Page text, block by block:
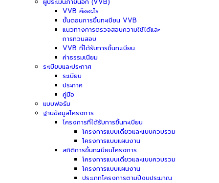
VVB คืออะไร
ขั้นตอนการขึ้นทะเบียน VVB
แนวทางการตรวจสอบความใช้ได้และ
การทวนสอบ
VVB ที่ได้รับการขึ้นทะเบียน
ค่าธรรมเนียม
ระเบียบและประกาศ
ระเบียบ
ประกาศ
คู่มือ
แบบฟอร์ม
ฐานข้อมูลโครงการ
โครงการที่ได้รับการขึ้นทะเบียน
โครงการแบบเดี่ยวและแบบควบรวม
โครงการแบบแผนงาน
สถิติการขึ้นทะเบียนโครงการ
โครงการแบบเดี่ยวและแบบควบรวม
โครงการแบบแผนงาน
ประเภทโครงการตามปีงบประมาณ